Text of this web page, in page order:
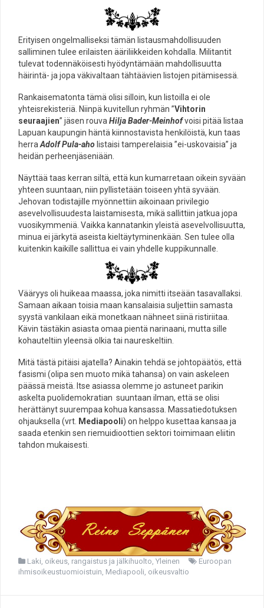
Erityisen ongelmalliseksi tämän listausmahdollisuuden
salliminen tulee erilaisten ääriliikkeiden kohdalla. Militantit
tulevat todennäköisesti hyödyntämään mahdollisuutta
häirintä- ja jopa väkivaltaan tähtäävien listojen pitämisessä.
Rankaisematonta tämä olisi silloin, kun listoilla ei ole
yhteisrekisteriä. Niinpä kuvitellun ryhmän ”Vihtorin
seuraajien” jäsen rouva Hilja Bader-Meinhofvoisi pitää listaa
Lapuan kaupungin häntä kiinnostavista henkilöistä, kun taas
herra Adolf Pula-aho listaisi tamperelaisia ”ei-uskovaisia” ja
heidän perheenjäseniään.
Näyttää taas kerran siltä, että kun kumarretaan oikein syvään
yhteen suuntaan, niin pyllistetään toiseen yhtä syvään.
Jehovan todistajille myönnettiin aikoinaan privilegio
asevelvollisuudesta laistamisesta, mikä sallittiin jatkua jopa
vuosikymmeniä. Vaikka kannatankin yleistä asevelvollisuutta,
minua ei järkytä aseista kieltäytyminenkään. Sen tulee olla
kuitenkin kaikille sallittua ei vain yhdelle kuppikunnalle.
Vääryys oli huikeaa maassa, joka nimitti itseään tasavallaksi.
Samaan aikaan toisia maan kansalaisia suljettiin samasta
syystä vankilaan eikä monetkaan nähneet siinä ristiriitaa.
Kävin tästäkin asiasta omaa pientä narinaani, mutta sille
kohauteltiin yleensä olkia tai naureskeltiin.
Mitä tästä pitäisi ajatella? Ainakin tehdä se johtopäätös, että
fasismi (olipa sen muoto mikä tahansa) on vain askeleen
päässä meistä. Itse asiassa olemme jo astuneet parikin
askelta puolidemokratian suuntaan ilman, että se olisi
herättänyt suurempaa kohua kansassa. Massatiedotuksen
ohjauksella (vrt. Mediapooli) on helppo kusettaa kansaa ja
saada etenkin sen riemuidioottien sektori toimimaan eliitin
tahdon mukaisesti.
Laki, oikeus, rangaistus ja jälkihuolto Yleinen
Euroopan
ihmisoikeustuomioistuin Mediapooli oikeusvaltio